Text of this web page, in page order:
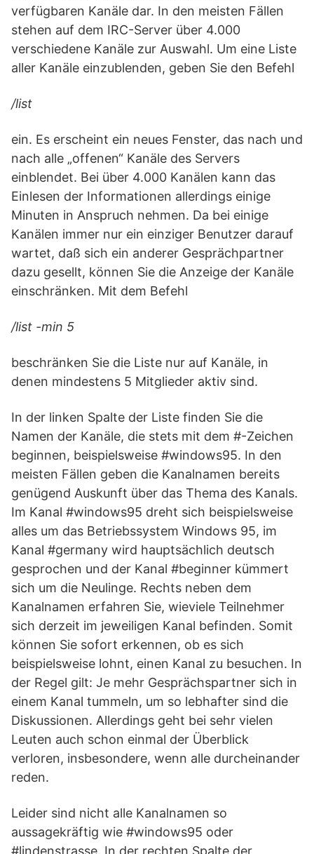
verfügbaren Kanäle dar. In den meisten Fällen
stehen auf dem IRC-Server über 4.000
verschiedene Kanäle zur Auswahl. Um eine Liste
aller Kanäle einzublenden, geben Sie den Befehl
/list
ein. Es erscheint ein neues Fenster, das nach und
nach alle „offenen“ Kanäle des Servers
einblendet. Bei über 4.000 Kanälen kann das
Einlesen der Informationen allerdings einige
Minuten in Anspruch nehmen. Da bei einige
Kanälen immer nur ein einziger Benutzer darauf
wartet, daß sich ein anderer Gesprächpartner
dazu gesellt, können Sie die Anzeige der Kanäle
einschränken. Mit dem Befehl
/list -min 5
beschränken Sie die Liste nur auf Kanäle, in
denen mindestens 5 Mitglieder aktiv sind.
In der linken Spalte der Liste finden Sie die
Namen der Kanäle, die stets mit dem #-Zeichen
beginnen, beispielsweise #windows95. In den
meisten Fällen geben die Kanalnamen bereits
genügend Auskunft über das Thema des Kanals.
Im Kanal #windows95 dreht sich beispielsweise
alles um das Betriebssystem Windows 95, im
Kanal #germany wird hauptsächlich deutsch
gesprochen und der Kanal #beginner kümmert
sich um die Neulinge. Rechts neben dem
Kanalnamen erfahren Sie, wieviele Teilnehmer
sich derzeit im jeweiligen Kanal befinden. Somit
können Sie sofort erkennen, ob es sich
beispielsweise lohnt, einen Kanal zu besuchen. In
der Regel gilt: Je mehr Gesprächspartner sich in
einem Kanal tummeln, um so lebhafter sind die
Diskussionen. Allerdings geht bei sehr vielen
Leuten auch schon einmal der Überblick
verloren, insbesondere, wenn alle durcheinander
reden.
Leider sind nicht alle Kanalnamen so
aussagekräftig wie #windows95 oder
#lindenstrasse. In der rechten Spalte der